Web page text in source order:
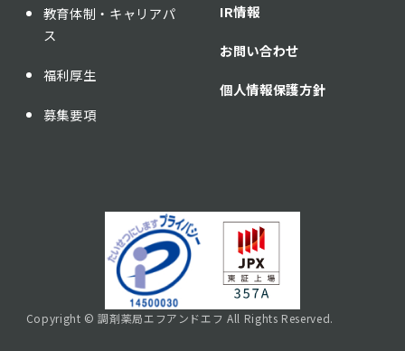
教育体制・キャリアパ
ス
福利厚生
募集要項
IR情報
お問い合わせ
個人情報保護方針
Copyright © 調剤薬局エフアンドエフ All Rights Reserved.